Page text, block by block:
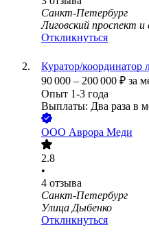
Санкт-Петербург
Лиговский проспект и
Откликнуться
Куратор/координатор
90 000 – 200 000 ₽ за
Опыт 1-3 года
Выплаты: Два раза в
ООО Аврора Меди
2.8
•
4 отзыва
Санкт-Петербург
Улица Дыбенко
Откликнуться